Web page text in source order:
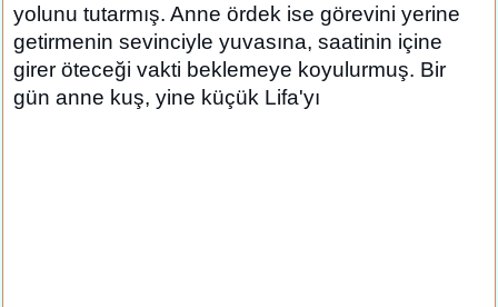
yolunu tutarmış. Anne ördek ise görevini yerine
getirmenin sevinciyle yuvasına, saatinin içine
girer öteceği vakti beklemeye koyulurmuş. Bir
gün anne kuş, yine küçük Lifa'yı